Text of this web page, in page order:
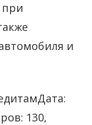
при
и
130,